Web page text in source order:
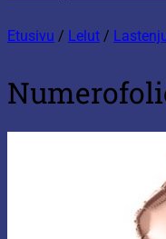
Etusivu / Lelut /